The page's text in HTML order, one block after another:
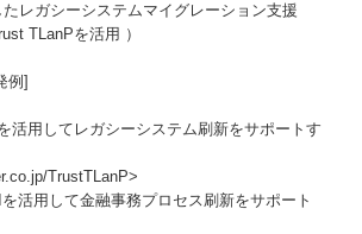
たレガシーシステムマイグレーション支援
TLanPを活用 ）
例]
活用してレガシーシステム刷新をサポートす
TrustTLanP>
活用して金融事務プロセス刷新をサポート